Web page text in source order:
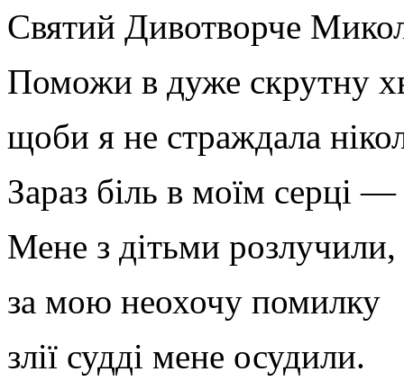
Святий Дивотворче
Поможи в дуже скрутну
щоби я не страждала
Зараз біль в моїм серці
Мене з дітьми розлучили,
за мою неохочу помилку
злії судді мене осудили.